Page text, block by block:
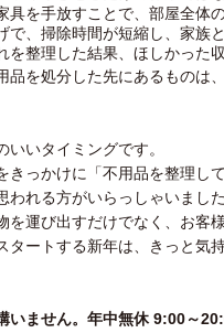
具を手放すことで、部屋全体
で、掃除時間が短縮し、家族
を整理した結果、ほしかった
品を処分した先にあるものは、
いいタイミングです。
きっかけに「不用品を整理し
われる方がいらっしゃいまし
を運び出すだけでなく、お客
タートする新年は、きっと気
いません。年中無休 9:00～